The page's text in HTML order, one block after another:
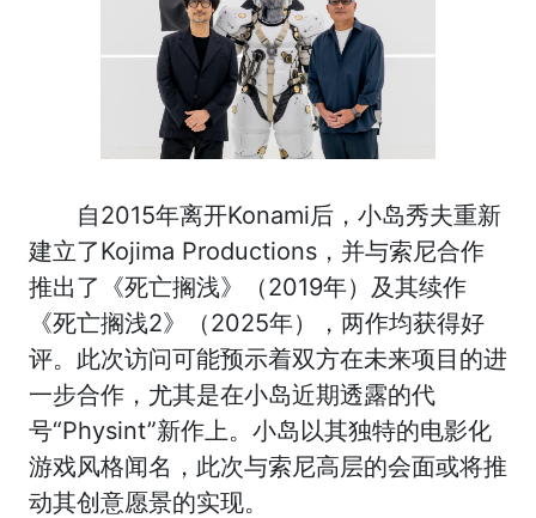
自2015年离开Konami后，小岛秀夫重新
建立了Kojima Productions，并与索尼合作
推出了《死亡搁浅》（2019年）及其续作
《死亡搁浅2》（2025年），两作均获得好
评。此次访问可能预示着双方在未来项目的进
一步合作，尤其是在小岛近期透露的代
号“Physint”新作上。小岛以其独特的电影化
游戏风格闻名，此次与索尼高层的会面或将推
动其创意愿景的实现。